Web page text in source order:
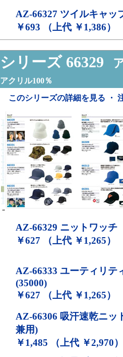
AZ-66327 ツイルキャッ
￥693 （上代 ￥1,386）
シリーズ 66329
アクリル100％
このシリーズの詳細を見る ・
AZ-66329 ニットワッチ
￥627 （上代 ￥1,265）
AZ-66333 ユーティリテ
(35000)
￥627 （上代 ￥1,265）
AZ-66306 吸汗速乾ニッ
兼用)
￥1,485 （上代 ￥2,970）